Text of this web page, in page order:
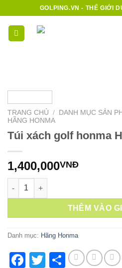
qua
dung
GOLPING.VN - THẾ GIỚI
TRANG CHỦ / DANH MỤC SẢN
HÃNG HONMA
Túi xách golf honma
1,400,000VNĐ
Túi xách golf honma HM2825 số
THÊM VÀO
Danh mục: Hãng Honma
Facebook
Twitter
Share